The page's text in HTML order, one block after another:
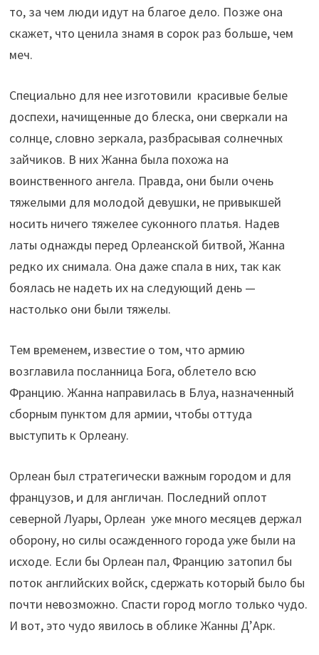
то, за чем люди идут на благое дело. Позже она
скажет, что ценила знамя в сорок раз больше, чем
меч.
Специально для нее изготовили красивые белые
доспехи, начищенные до блеска, они сверкали на
солнце, словно зеркала, разбрасывая солнечных
зайчиков. В них Жанна была похожа на
воинственного ангела. Правда, они были очень
тяжелыми для молодой девушки, не привыкшей
носить ничего тяжелее суконного платья. Надев
латы однажды перед Орлеанской битвой, Жанна
редко их снимала. Она даже спала в них, так как
боялась не надеть их на следующий день —
настолько они были тяжелы.
Тем временем, известие о том, что армию
возглавила посланница Бога, облетело всю
Францию. Жанна направилась в Блуа, назначенный
сборным пунктом для армии, чтобы оттуда
выступить к Орлеану.
Орлеан был стратегически важным городом и для
французов, и для англичан. Последний оплот
северной Луары, Орлеан уже много месяцев держал
оборону, но силы осажденного города уже были на
исходе. Если бы Орлеан пал, Францию затопил бы
поток английских войск, сдержать который было бы
почти невозможно. Спасти город могло только чудо.
И вот, это чудо явилось в облике Жанны Д’Арк.